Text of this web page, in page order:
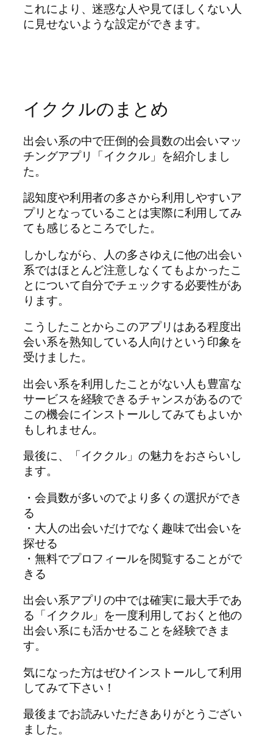
これにより、迷惑な人や見てほしくない人
に見せないような設定ができます。
イククルのまとめ
出会い系の中で圧倒的会員数の出会いマッ
チングアプリ「イククル」を紹介しまし
た。
認知度や利用者の多さから利用しやすいア
プリとなっていることは実際に利用してみ
ても感じるところでした。
しかしながら、人の多さゆえに他の出会い
系ではほとんど注意しなくてもよかったこ
とについて自分でチェックする必要性があ
ります。
こうしたことからこのアプリはある程度出
会い系を熟知している人向けという印象を
受けました。
出会い系を利用したことがない人も豊富な
サービスを経験できるチャンスがあるので
この機会にインストールしてみてもよいか
もしれません。
最後に、「イククル」の魅力をおさらいし
ます。
・会員数が多いのでより多くの選択ができ
る
・大人の出会いだけでなく趣味で出会いを
探せる
・無料でプロフィールを閲覧することがで
きる
出会い系アプリの中では確実に最大手であ
る「イククル」を一度利用しておくと他の
出会い系にも活かせることを経験できま
す。
気になった方はぜひインストールして利用
してみて下さい！
最後までお読みいただきありがとうござい
ました。